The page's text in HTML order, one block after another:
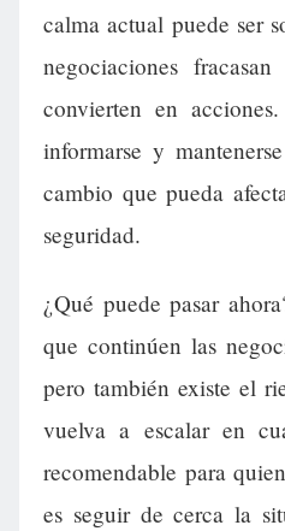
calma actual puede ser
negociaciones
convierten en
informarse y
cambio que pueda
seguridad.
¿Qué puede pasar
que continúen las
pero también existe el
vuelva a escalar en
recomendable para
es seguir de cerca la